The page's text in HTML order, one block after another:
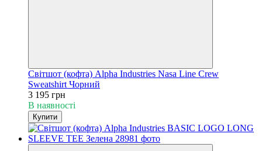
Світшот (кофта) Alpha Industries Nasa Line Crew
Sweatshirt Чорний
3 195 грн
В наявності
Купити